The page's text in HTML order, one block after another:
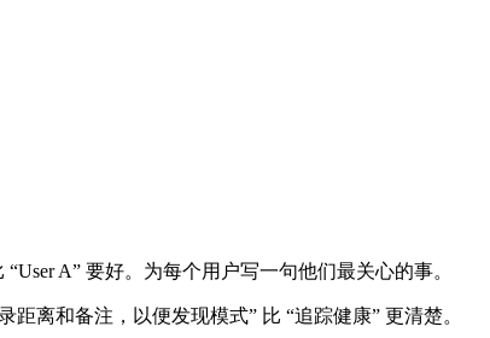
A” 要好。为每个用户写一句他们最关心的事。
离和备注，以便发现模式” 比 “追踪健康” 更清楚。